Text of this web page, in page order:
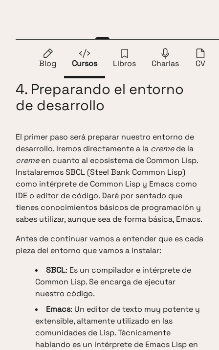
Saltar al contenido
Blog
Cursos Libros Charlas CV
4. Preparando el entorno
de desarrollo
El primer paso será preparar nuestro entorno de
desarrollo. Iremos directamente a la cremede la
cremeen cuanto al ecosistema de Common Lisp.
Instalaremos SBCL (Steel Bank Common Lisp)
como intérprete de Common Lisp y Emacs como
IDE o editor de código. Daré por sentado que
tienes conocimientos básicos de programación y
sabes utilizar, aunque sea de forma básica, Emacs.
Antes de continuar vamos a entender que es cada
pieza del entorno que vamos a instalar:
SBCL: Es un compilador e intérprete de
Common Lisp. Se encarga de ejecutar
nuestro código.
Emacs: Un editor de texto muy potente y
extensible, altamente utilizado en las
comunidades de Lisp. Técnicamente
hablando es un intérprete de Emacs Lisp en
Prólogo Introducción ¿Qué es Common Lisp?